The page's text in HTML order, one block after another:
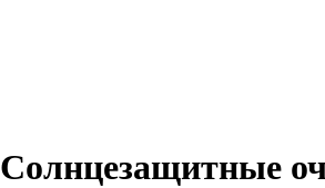
Солнцезащитные